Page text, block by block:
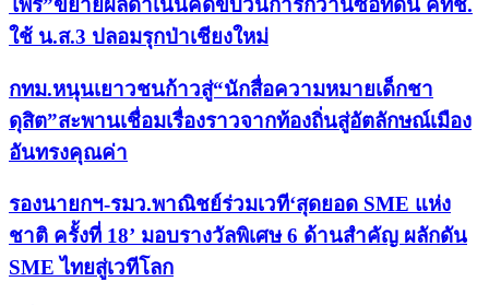
ไพร”ขยายผลดำเนินคดีขบวนการกว้านซื้อที่ดิน คทช.
ใช้ น.ส.3 ปลอมรุกป่าเชียงใหม่
กทม.หนุนเยาวชนก้าวสู่“นักสื่อความหมายเด็กชา
ดุสิต”สะพานเชื่อมเรื่องราวจากท้องถิ่นสู่อัตลักษณ์เมือง
อันทรงคุณค่า
รองนายกฯ-รมว.พาณิชย์ร่วมเวที‘สุดยอด SME แห่ง
ชาติ ครั้งที่ 18’ มอบรางวัลพิเศษ 6 ด้านสำคัญ ผลักดัน
SME ไทยสู่เวทีโลก